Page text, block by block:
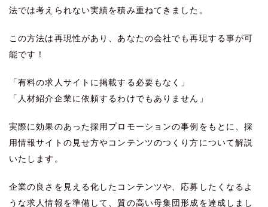
法では考えられない実績を積み重ねてきました。
この方法は再現性があり、あなたの会社でも再現する事が可
能です！
「有料の求人サイトに掲載する必要もなく」
「人材紹介企業に依頼するわけでもありません」
実際に効果のあった採用プロモーションの事例をもとに、採
用情報サイトの見せ方やコンテンツのつくり方について解説
いたします。
企業の良さを見える化したコンテンツや、応募したくなるよ
うな求人情報を準備して、質の高い母集団形成を達成しまし